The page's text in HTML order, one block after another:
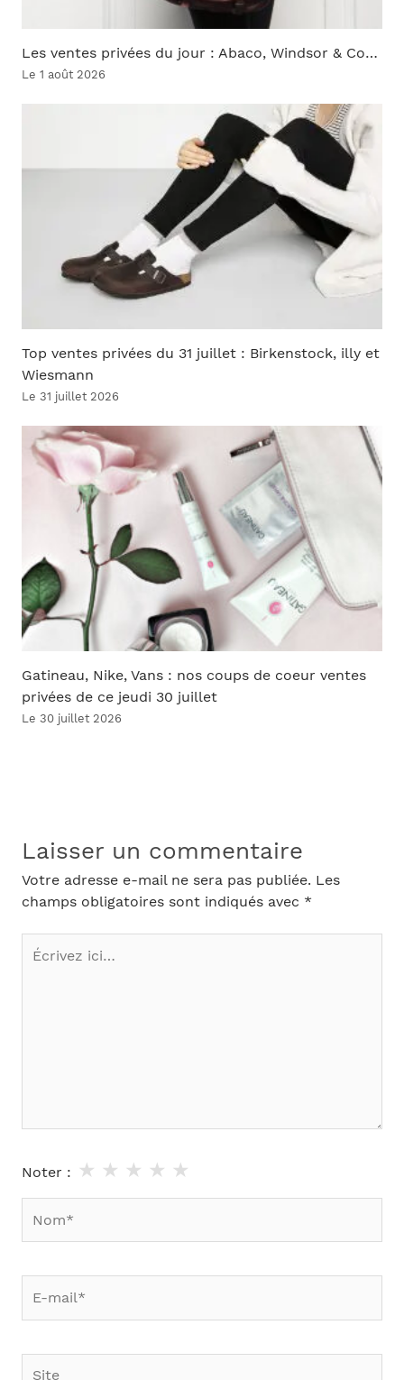
Les ventes privées du jour : Abaco, Windsor & Co…
Le 1 août 2026
Top ventes privées du 31 juillet : Birkenstock, illy et
Wiesmann
Le 31 juillet 2026
Gatineau, Nike, Vans : nos coups de coeur ventes
privées de ce jeudi 30 juillet
Le 30 juillet 2026
Laisser un commentaire
Votre adresse e-mail ne sera pas publiée. Les
champs obligatoires sont indiqués avec *
Écrivez
ici…
Noter : ★
★
★
★
★
mail*